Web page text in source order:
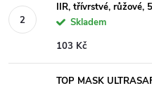
IIR, třívrstvé, růžové,
Skladem
103 Kč
TOP MASK